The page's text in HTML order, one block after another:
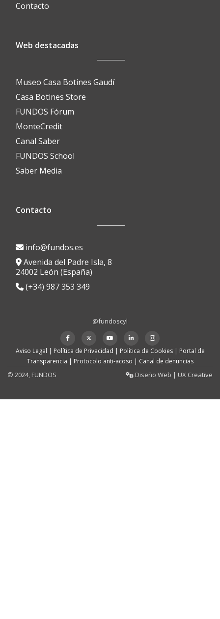
Contacto
Web destacadas
Museo Casa Botines Gaudí
Casa Botines Store
FUNDOS Fórum
MonteCredit
Canal Saber
FUNDOS School
Saber Media
Contacto
info@fundos.es
Avenida del Padre Isla, 8
24002 León (España)
(+34) 987 353 349
@fundoscyl
secundario
fa-
fa-
fa-
x-
fa-
play
fa-
fa-
Aviso Legal | Política de Privacidad | Política de Cookies| Portal de
Transparencia | Protocolo anti-acoso | Canal de denuncias
© 2024, FUNDOS Diseño Web | UX Creative